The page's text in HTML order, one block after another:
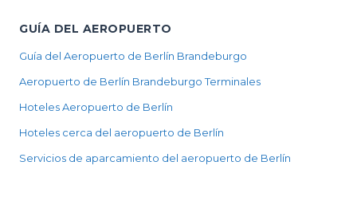
GUÍA DEL AEROPUERTO
Guía del Aeropuerto de Berlín Brandeburgo
Aeropuerto de Berlín Brandeburgo Terminales
Hoteles Aeropuerto de Berlín
Hoteles cerca del aeropuerto de Berlín
Servicios de aparcamiento del aeropuerto de Berlín